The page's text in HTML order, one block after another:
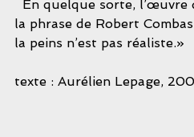
la phrase de Robert
la peins n’est pas réaliste.»
texte : Aurélien Lepage,